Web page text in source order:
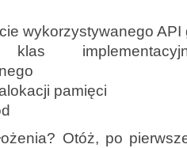
wykorzystywanego
klas
pamięci
Otóż, po